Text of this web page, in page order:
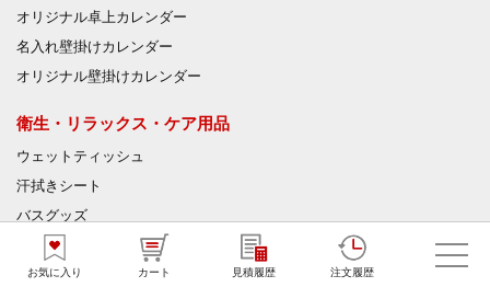
お気に入り カート 見積履歴 注文履歴
オリジナル卓上カレンダー
名入れ壁掛けカレンダー
オリジナル壁掛けカレンダー
衛生・リラックス・ケア用品
ウェットティッシュ
汗拭きシート
バスグッズ
入浴剤
絆創膏